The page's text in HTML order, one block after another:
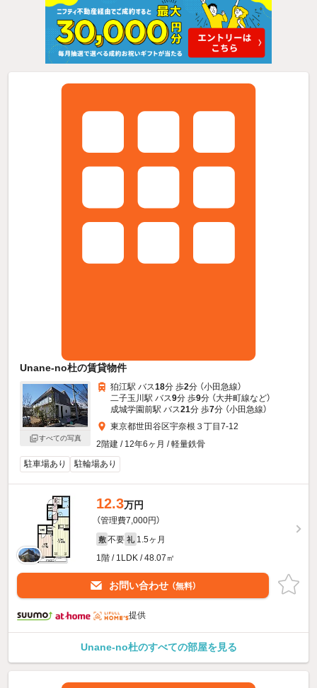
Unane-no杜の賃貸物件
すべての写真
狛江駅 バス18分 歩2分 （小田急線）
二子玉川駅 バス9分 歩9分 （大井町線など）
成城学園前駅 バス21分 歩7分 （小田急線）
東京都世田谷区宇奈根３丁目7-12
2階建 / 12年6ヶ月 / 軽量鉄骨
駐車場あり
駐輪場あり
12.3万円
（管理費7,000円）
敷 不要 礼 1.5ヶ月
1階 / 1LDK / 48.07㎡
お問い合わせ （無料）
提供
Unane-no杜のすべての部屋を見る